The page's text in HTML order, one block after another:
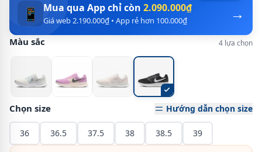
→
📱 Mua qua App chỉ còn 2.090.000₫
Giá web 2.190.000₫ • App rẻ hơn 100.000₫
Màu sắc 4 lựa chọn
Chọn size Hướng dẫn chọn size
36 36.5 37.5 38 38.5 39